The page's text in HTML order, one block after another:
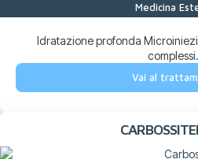
Medicina
Idratazione profonda
Vai al